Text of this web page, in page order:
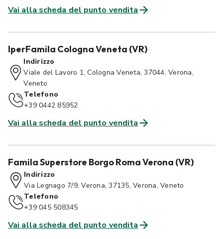
Vai alla scheda del punto vendita
IperFamila Cologna Veneta (VR)
Indirizzo
Viale del Lavoro 1, Cologna Veneta, 37044, Verona,
Veneto
Telefono
+39 0442 85952
Vai alla scheda del punto vendita
Famila Superstore Borgo Roma Verona (VR)
Indirizzo
Via Legnago 7/9, Verona, 37135, Verona, Veneto
Telefono
+39 045 508345
Vai alla scheda del punto vendita